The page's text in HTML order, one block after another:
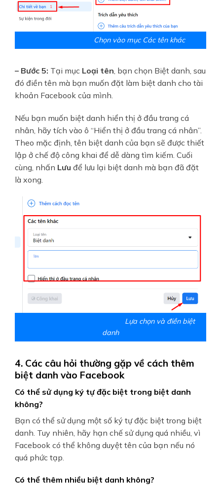
Chọn vào mục Các tên khác
– Bước 5: Tại mục Loại tên , bạn chọn Biệt danh, sau
đó điền tên mà bạn muốn đặt làm biệt danh cho tài
khoản Facebook của mình.
Nếu bạn muốn biệt danh hiển thị ở đầu trang cá
nhân, hãy tích vào ô “Hiển thị ở đầu trang cá nhân”.
Theo mặc định, tên biệt danh của bạn sẽ được thiết
lập ở chế độ công khai để dễ dàng tìm kiếm. Cuối
cùng, nhấn Lưu để lưu lại biệt danh mà bạn đã đặt
là xong.
Lựa chọn và điền biệt
danh
4. Các câu hỏi thường gặp về cách thêm
biệt danh vào Facebook
Có thể sử dụng ký tự đặc biệt trong biệt danh
không?
Bạn có thể sử dụng một số ký tự đặc biệt trong biệt
danh. Tuy nhiên, hãy hạn chế sử dụng quá nhiều, vì
Facebook có thể không duyệt tên của bạn nếu nó
quá phức tạp.
Có thể thêm nhiều biệt danh không?